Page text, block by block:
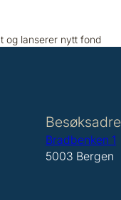
og lanserer nytt fond
Bradbenken 1
5003 Bergen